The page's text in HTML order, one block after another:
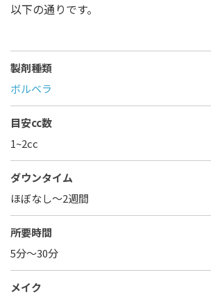
以下の通りです。
製剤種類
ボルベラ
目安cc数
1~2cc
ダウンタイム
ほぼなし〜2週間
所要時間
5分～30分
メイク